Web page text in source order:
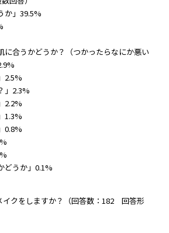
か」39.5%
に合うかどうか？（つかったらなにか悪い
2.5%
」2.3%
2.2%
1.3%
0.8%
どうか」0.1%
イクをしますか？（回答数：182 回答形